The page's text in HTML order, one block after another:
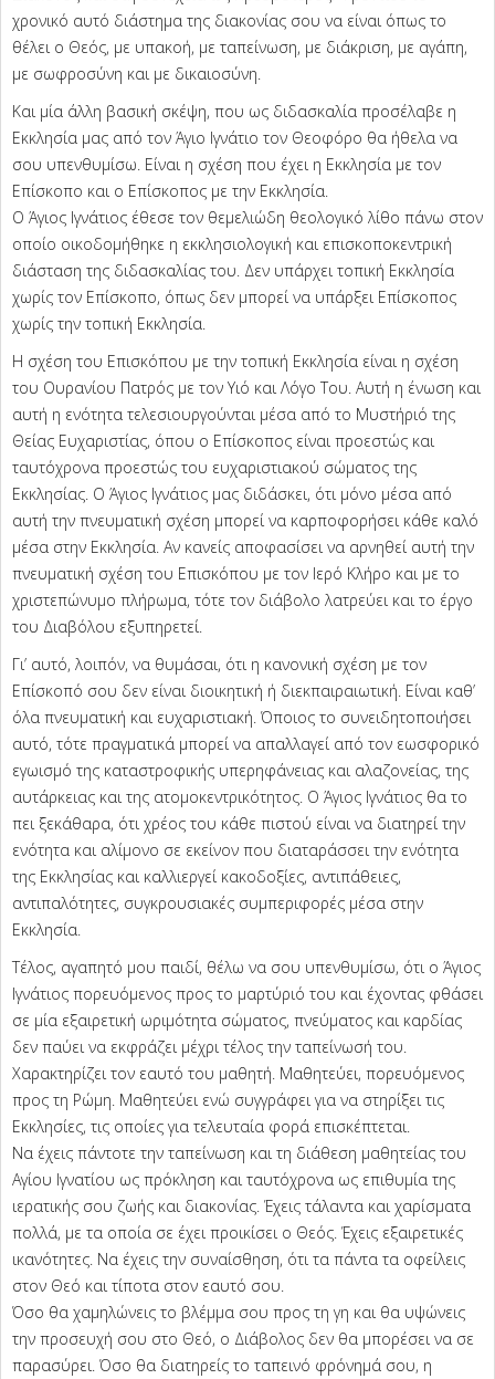
χρονικό αυτό διάστημα της διακονίας σου να είναι όπως το
θέλει ο Θεός, με υπακοή, με ταπείνωση, με διάκριση, με αγάπη,
με σωφροσύνη και με δικαιοσύνη.
Και μία άλλη βασική σκέψη, που ως διδασκαλία προσέλαβε η
Εκκλησία μας από τον Άγιο Ιγνάτιο τον Θεοφόρο θα ήθελα να
σου υπενθυμίσω. Είναι η σχέση που έχει η Εκκλησία με τον
Επίσκοπο και ο Επίσκοπος με την Εκκλησία.
Ο Άγιος Ιγνάτιος έθεσε τον θεμελιώδη θεολογικό λίθο πάνω στον
οποίο οικοδομήθηκε η εκκλησιολογική και επισκοποκεντρική
διάσταση της διδασκαλίας του. Δεν υπάρχει τοπική Εκκλησία
χωρίς τον Επίσκοπο, όπως δεν μπορεί να υπάρξει Επίσκοπος
χωρίς την τοπική Εκκλησία.
Η σχέση του Επισκόπου με την τοπική Εκκλησία είναι η σχέση
του Ουρανίου Πατρός με τον Υιό και Λόγο Του. Αυτή η ένωση και
αυτή η ενότητα τελεσιουργούνται μέσα από το Μυστήριό της
Θείας Ευχαριστίας, όπου ο Επίσκοπος είναι προεστώς και
ταυτόχρονα προεστώς του ευχαριστιακού σώματος της
Εκκλησίας. Ο Άγιος Ιγνάτιος μας διδάσκει, ότι μόνο μέσα από
αυτή την πνευματική σχέση μπορεί να καρποφορήσει κάθε καλό
μέσα στην Εκκλησία. Αν κανείς αποφασίσει να αρνηθεί αυτή την
πνευματική σχέση του Επισκόπου με τον Ιερό Κλήρο και με το
χριστεπώνυμο πλήρωμα, τότε τον διάβολο λατρεύει και το έργο
του Διαβόλου εξυπηρετεί.
Γι’ αυτό, λοιπόν, να θυμάσαι, ότι η κανονική σχέση με τον
Επίσκοπό σου δεν είναι διοικητική ή διεκπαιραιωτική. Είναι καθ’
όλα πνευματική και ευχαριστιακή. Όποιος το συνειδητοποιήσει
αυτό, τότε πραγματικά μπορεί να απαλλαγεί από τον εωσφορικό
εγωισμό της καταστροφικής υπερηφάνειας και αλαζονείας, της
αυτάρκειας και της ατομοκεντρικότητος. Ο Άγιος Ιγνάτιος θα το
πει ξεκάθαρα, ότι χρέος του κάθε πιστού είναι να διατηρεί την
ενότητα και αλίμονο σε εκείνον που διαταράσσει την ενότητα
της Εκκλησίας και καλλιεργεί κακοδοξίες, αντιπάθειες,
αντιπαλότητες, συγκρουσιακές συμπεριφορές μέσα στην
Εκκλησία.
Τέλος, αγαπητό μου παιδί, θέλω να σου υπενθυμίσω, ότι ο Άγιος
Ιγνάτιος πορευόμενος προς το μαρτύριό του και έχοντας φθάσει
σε μία εξαιρετική ωριμότητα σώματος, πνεύματος και καρδίας
δεν παύει να εκφράζει μέχρι τέλος την ταπείνωσή του.
Χαρακτηρίζει τον εαυτό του μαθητή. Μαθητεύει, πορευόμενος
προς τη Ρώμη. Μαθητεύει ενώ συγγράφει για να στηρίξει τις
Εκκλησίες, τις οποίες για τελευταία φορά επισκέπτεται.
Να έχεις πάντοτε την ταπείνωση και τη διάθεση μαθητείας του
Αγίου Ιγνατίου ως πρόκληση και ταυτόχρονα ως επιθυμία της
ιερατικής σου ζωής και διακονίας. Έχεις τάλαντα και χαρίσματα
πολλά, με τα οποία σε έχει προικίσει ο Θεός. Έχεις εξαιρετικές
ικανότητες. Να έχεις την συναίσθηση, ότι τα πάντα τα οφείλεις
στον Θεό και τίποτα στον εαυτό σου.
Όσο θα χαμηλώνεις το βλέμμα σου προς τη γη και θα υψώνεις
την προσευχή σου στο Θεό, ο Διάβολος δεν θα μπορέσει να σε
παρασύρει. Όσο θα διατηρείς το ταπεινό φρόνημά σου, η